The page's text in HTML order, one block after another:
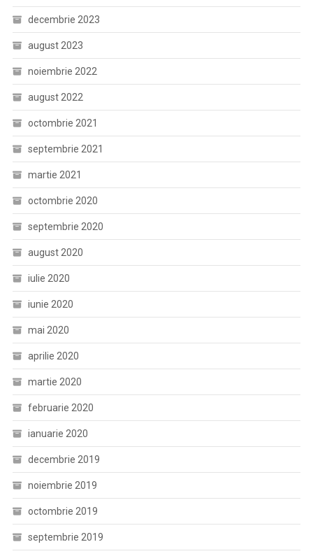
decembrie 2023
august 2023
noiembrie 2022
august 2022
octombrie 2021
septembrie 2021
martie 2021
octombrie 2020
septembrie 2020
august 2020
iulie 2020
iunie 2020
mai 2020
aprilie 2020
martie 2020
februarie 2020
ianuarie 2020
decembrie 2019
noiembrie 2019
octombrie 2019
septembrie 2019